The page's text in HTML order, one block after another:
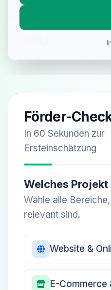
Meta
ein Service zur Hilfestellung für
keine offizielle Seite der WKO
Förder-
In 60 Sekunden zur
Ersteinschätzung
Welches Projekt
Wähle alle
relevant sind.
Website &
E-Commerce